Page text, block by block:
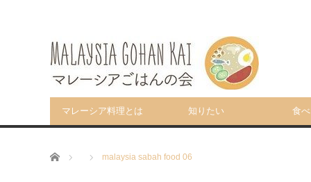
マレーシア料理とは 知りたい 食
ホーム malaysia sabah food 06